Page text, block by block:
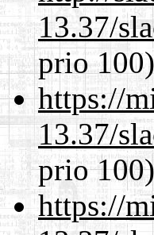
13.37/
prio 100)
https://
13.37/
prio 100)
https://